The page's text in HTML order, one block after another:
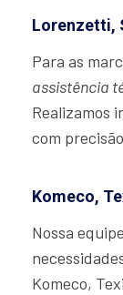
Lorenzetti,
Para as
assistência
Realizamos
com
Komeco,
Nossa
Komeco,